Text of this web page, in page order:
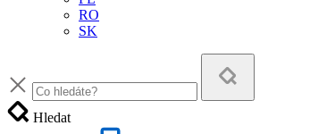
RO
SK
Hledat